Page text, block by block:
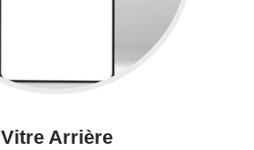
Vitre Arrière